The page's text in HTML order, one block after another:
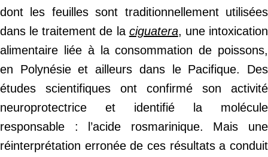
dont les feuilles sont traditionnellement utilisées
dans le traitement de la ciguatera, une intoxication
alimentaire liée à la consommation de poissons,
en Polynésie et ailleurs dans le Pacifique. Des
études scientifiques ont confirmé son activité
neuroprotectrice et identifié la molécule
responsable : l’acide rosmarinique. Mais une
réinterprétation erronée de ces résultats a conduit